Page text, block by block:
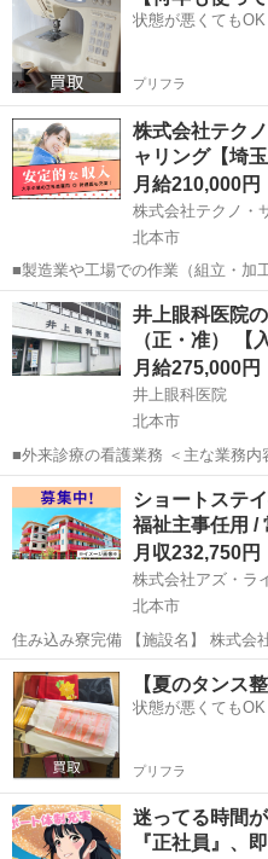
状態が悪くても
プリフラ
株式会社テク
ャリング【埼
月給210,000円
北本市
■製造業や工場での作業（組立・加工
体的には・・・ 製品に不備がない
してボタン操作などなど 複雑な作業や力仕事はほとんどなく覚えやす
いものばかり！ 未経験の方...
埼玉 北本市 倉庫管理
井上眼科医院
（正・准） 【
月給275,000円
井上眼科医院
北本市
■外来診療の看護業務 ＜主な業務内容＞ ・診療補助、問診 ・点眼、点
滴、採血などの看護業務全般 ・医
準備及び直接介助・外回り及び片
12:30、1...
埼玉 北本市 看護師
ショートステ
福祉主事任用 /
月収232,750円
株式会社アズ・ラ
北本市
住み込み寮完備 【施設名】 株式会社アズ・ライフケア あずみ苑北本
【勤務地】 埼玉県 北本市 【アクセス】 北本駅から徒歩21分 北本駅/
桶川駅/鴻巣駅 【雇用形態】常勤(日勤のみ) 【募集職種】生活相談員
【...
埼玉 北本市 介護士
【夏のタンス
状態が悪くても
プリフラ
迷ってる時間
『正社員』、